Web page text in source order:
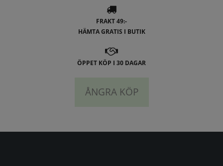
FRAKT 49:-
HÄMTA GRATIS I BUTIK
ÖPPET KÖP I 30 DAGAR
ÅNGRA KÖP